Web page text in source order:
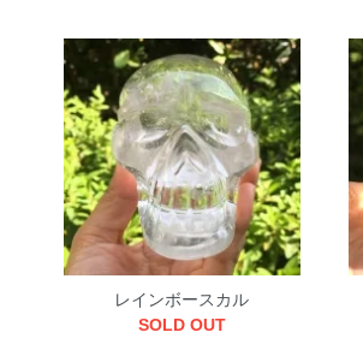
レインボースカル
SOLD OUT